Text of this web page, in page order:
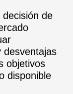
de
desventajas
objetivos
disponible